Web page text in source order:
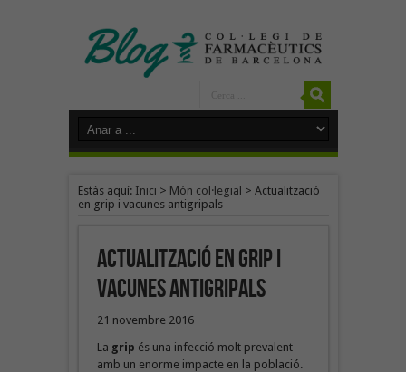
Estàs aquí: Inici > Món col·legial > Actualització
en grip i vacunes antigripals
Actualització en grip i
vacunes antigripals
21 novembre 2016
La grip és una infecció molt prevalent
amb un enorme impacte en la població.